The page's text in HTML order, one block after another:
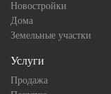
Новостройки
Дома
Земельные участки
Услуги
Продажа